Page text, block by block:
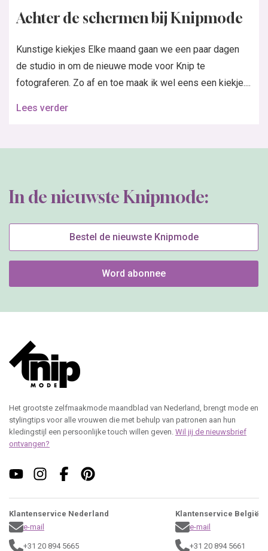
Achter de schermen bij Knipmode
Kunstige kiekjes Elke maand gaan we een paar dagen
de studio in om de nieuwe mode voor Knip te
fotograferen. Zo af en toe maak ik wel eens een kiekje....
Lees verder
In de nieuwste Knipmode:
Bestel de nieuwste Knipmode
Word abonnee
Het grootste zelfmaakmode maandblad van Nederland, brengt mode en
stylingtips voor alle vrouwen die met behulp van patronen aan hun
kledingstijl een persoonlijke touch willen geven. Wil jij de nieuwsbrief
ontvangen?
Klantenservice Nederland
e-mail
+31 20 894 5665
Klantenservice België
e-mail
+31 20 894 5661